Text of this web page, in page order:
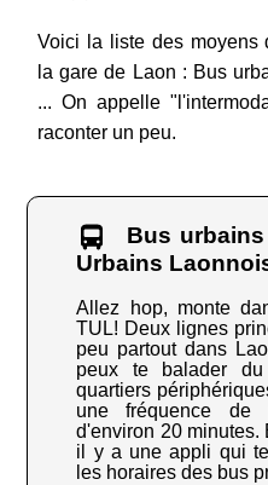
Voici la liste des moyens
la gare de Laon : Bus
... On appelle
raconter un peu.
Bus urbains
Urbains
Allez hop, monte
TUL! Deux lignes
peu partout dans
peux te balader
quartiers
une fréquence de
d'environ 20 minutes.
il y a une appli qui
les horaires des bus